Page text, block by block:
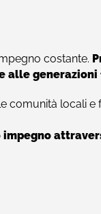
costante.
alle
comunità locali